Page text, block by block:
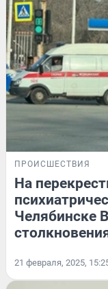
ПРОИСШЕСТВИЯ
На
Челябинске
21 февраля, 2025,